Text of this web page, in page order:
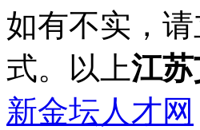
如有不实，
式。以上江
新金坛人才网